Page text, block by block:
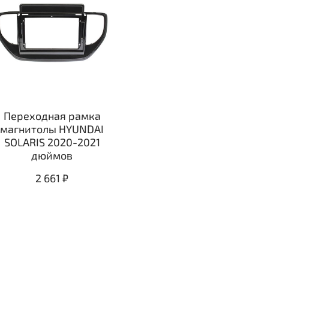
Переходная рамка
магнитолы HYUNDAI
SOLARIS 2020-2021
дюймов
2 661 ₽